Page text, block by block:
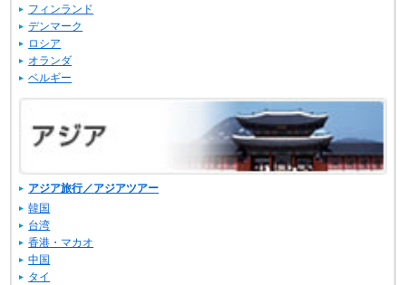
フィンランド
デンマーク
ロシア
オランダ
ベルギー
アジア旅行／アジアツアー
韓国
台湾
香港・マカオ
中国
タイ